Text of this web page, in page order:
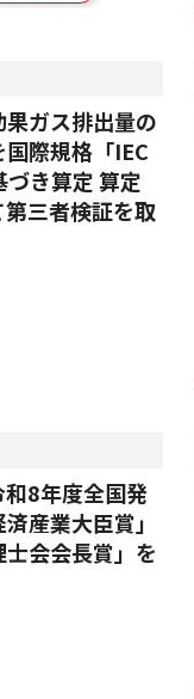
ガス排出量の
際規格「IEC
き算定 算定
三者検証を取
8年度全国発
産業大臣賞」
会会長賞」を